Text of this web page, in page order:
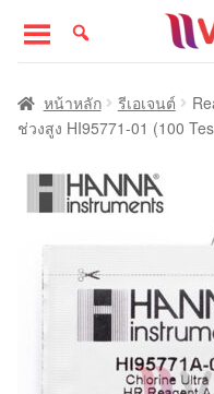
to
navigation
to
content
หน้าแรก
หน้าหลัก รีเอเจนต์
ช่วงสูง HI95771-01 (100